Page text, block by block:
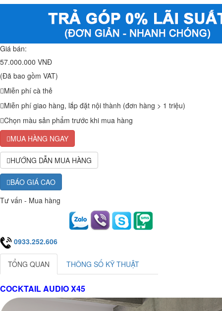
Giá bán:
57.000.000 VNĐ
(Đã bao gồm VAT)
Miễn phí cà thẻ
Miễn phí giao hàng, lắp đặt nội thành (đơn hàng > 1 triệu)
Chọn màu sản phẩm trước khi mua hàng
MUA HÀNG NGAY
HƯỚNG DẪN MUA HÀNG
BÁO GIÁ CAO
Tư vấn - Mua hàng
0933.252.606
TỔNG QUAN THÔNG SỐ KỸ THUẬT
COCKTAIL AUDIO X45